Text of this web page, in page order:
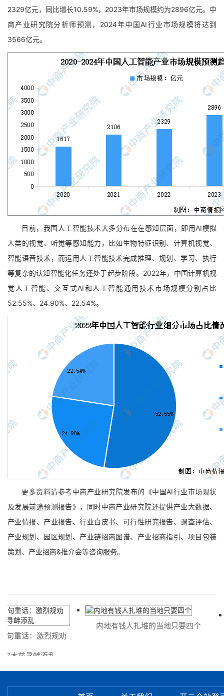
2329亿元，同比增长10.59%，2023年市场规模约为2896亿元。中
商产业研究院分析师预测，2024年中国AI行业市场规模将达到
3566亿元。
目前，我国人工智能技术大多分布在在感知层面，即用AI模拟
人类的视觉、听觉等感知能力，比如生物特征识别、计算机视觉、
智能语音技术，而运用人工智能技术完成推理、规划、学习、执行
等复杂的认知智能化任务还处于起步阶段。2022年，中国计算机视
觉人工智能、交互式AI和人工智能通用技术市场规模分别占比
52.55%、24.90%、22.54%。
更多资料请参考中商产业研究院发布的《中国AI行业市场现状
及发展前途预测报告》，同时中商产业研究院还提供产业大数据、
产业情报、产业报告、行业白皮书、可行性研究报告、调查评估、
产业规划、园区规划、产业链招商图谱、产业招商指引、项目包装
策划、产业招商&推介会等咨询服务。
重话：激烈规劝
木兹寻衅添乱
内地有钱人扎堆的当地只要四个